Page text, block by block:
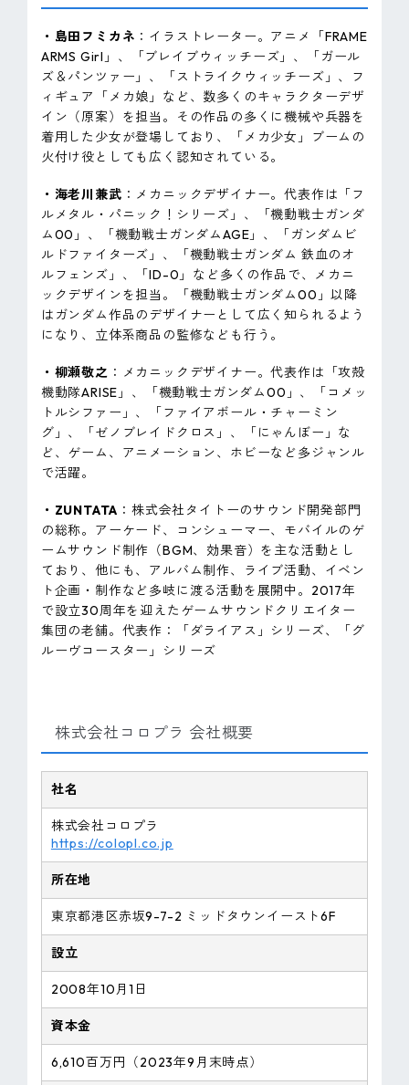
・島田フミカネ ：イラストレーター。アニメ「FRAME
ARMS Girl」、「ブレイブウィッチーズ」、「ガール
ズ＆パンツァー」、「ストライクウィッチーズ」、フ
ィギュア「メカ娘」など、数多くのキャラクターデザ
イン（原案）を担当。その作品の多くに機械や兵器を
着用した少女が登場しており、「メカ少女」ブームの
火付け役としても広く認知されている。
・海老川兼武 ：メカニックデザイナー。代表作は「フ
ルメタル・パニック！シリーズ」、「機動戦士ガンダ
ム00」、「機動戦士ガンダムAGE」、「ガンダムビ
ルドファイターズ」、「機動戦士ガンダム 鉄血のオ
ルフェンズ」、「ID-0」など多くの作品で、メカニ
ックデザインを担当。「機動戦士ガンダム00」以降
はガンダム作品のデザイナーとして広く知られるよう
になり、立体系商品の監修なども行う。
・柳瀬敬之 ：メカニックデザイナー。代表作は「攻殻
機動隊ARISE」、「機動戦士ガンダム00」、「コメッ
トルシファー」、「ファイアボール・チャーミン
グ」、「ゼノブレイドクロス」、「にゃんぼー」な
ど、ゲーム、アニメーション、ホビーなど多ジャンル
で活躍。
・ZUNTATA ：株式会社タイトーのサウンド開発部門
の総称。アーケード、コンシューマー、モバイルのゲ
ームサウンド制作（BGM、効果音）を主な活動とし
ており、他にも、アルバム制作、ライブ活動、イベン
ト企画・制作など多岐に渡る活動を展開中。2017年
で設立30周年を迎えたゲームサウンドクリエイター
集団の老舗。代表作：「ダライアス」シリーズ、「グ
ルーヴコースター」シリーズ
株式会社コロプラ 会社概要
社名
株式会社コロプラ
https://colopl.co.jp
所在地
東京都港区赤坂9-7-2 ミッドタウンイースト6F
設立
2008年10月1日
資本金
6,610百万円（2023年9月末時点）